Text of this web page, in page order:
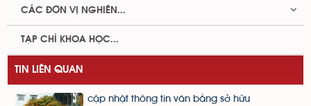
CÁC ĐƠN VỊ NGHIÊN...
TẠP CHÍ KHOA HỌC...
TIN LIÊN QUAN
cập nhật thông tin văn bằng sở hữu